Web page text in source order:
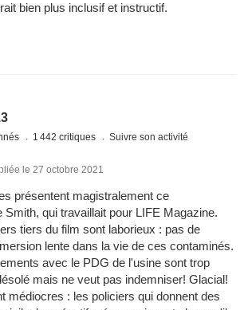
bien plus inclusif et instructif.
1 442 critiques Suivre son activité
le 27 octobre 2021
présentent magistralement ce
Smith, qui travaillait pour LIFE Magazine.
tiers du film sont laborieux : pas de
lente dans la vie de ces contaminés.
avec le PDG de l'usine sont trop
mais ne veut pas indemniser! Glacial!
médiocres : les policiers qui donnent des